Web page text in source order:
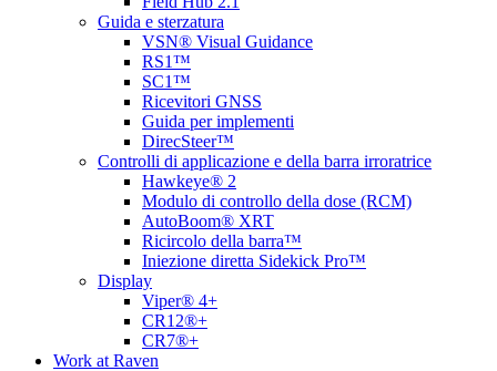
Guida e sterzatura
VSN® Visual Guidance
RS1™
SC1™
Ricevitori GNSS
Guida per implementi
DirecSteer™
Controlli di applicazione e della barra irroratrice
Hawkeye® 2
Modulo di controllo della dose (RCM)
AutoBoom® XRT
Ricircolo della barra™
Iniezione diretta Sidekick Pro™
Display
Viper® 4+
CR12®+
CR7®+
Work at Raven